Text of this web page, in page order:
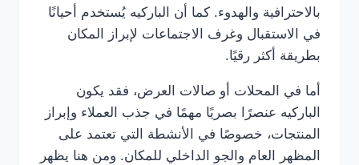
بالاحترافية والهدوء. كما أن الباركيه يُستخدم أحيانًا
في الاستقبال وغرف الاجتماعات لإبراز المكان
بطريقة أكثر رقيًا.
أما في المحلات أو صالات العرض، فقد يكون
الباركيه عنصرًا بصريًا مهمًا في جذب العملاء وإبراز
المنتجات، خصوصًا في الأنشطة التي تعتمد على
المظهر العام والجو الداخلي للمكان. ومن هنا يظهر